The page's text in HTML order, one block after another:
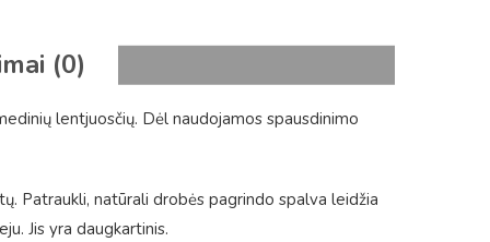
(0)
lentjuosčių. Dėl naudojamos spausdinimo
Patraukli, natūrali drobės pagrindo spalva leidžia
Jis yra daugkartinis.